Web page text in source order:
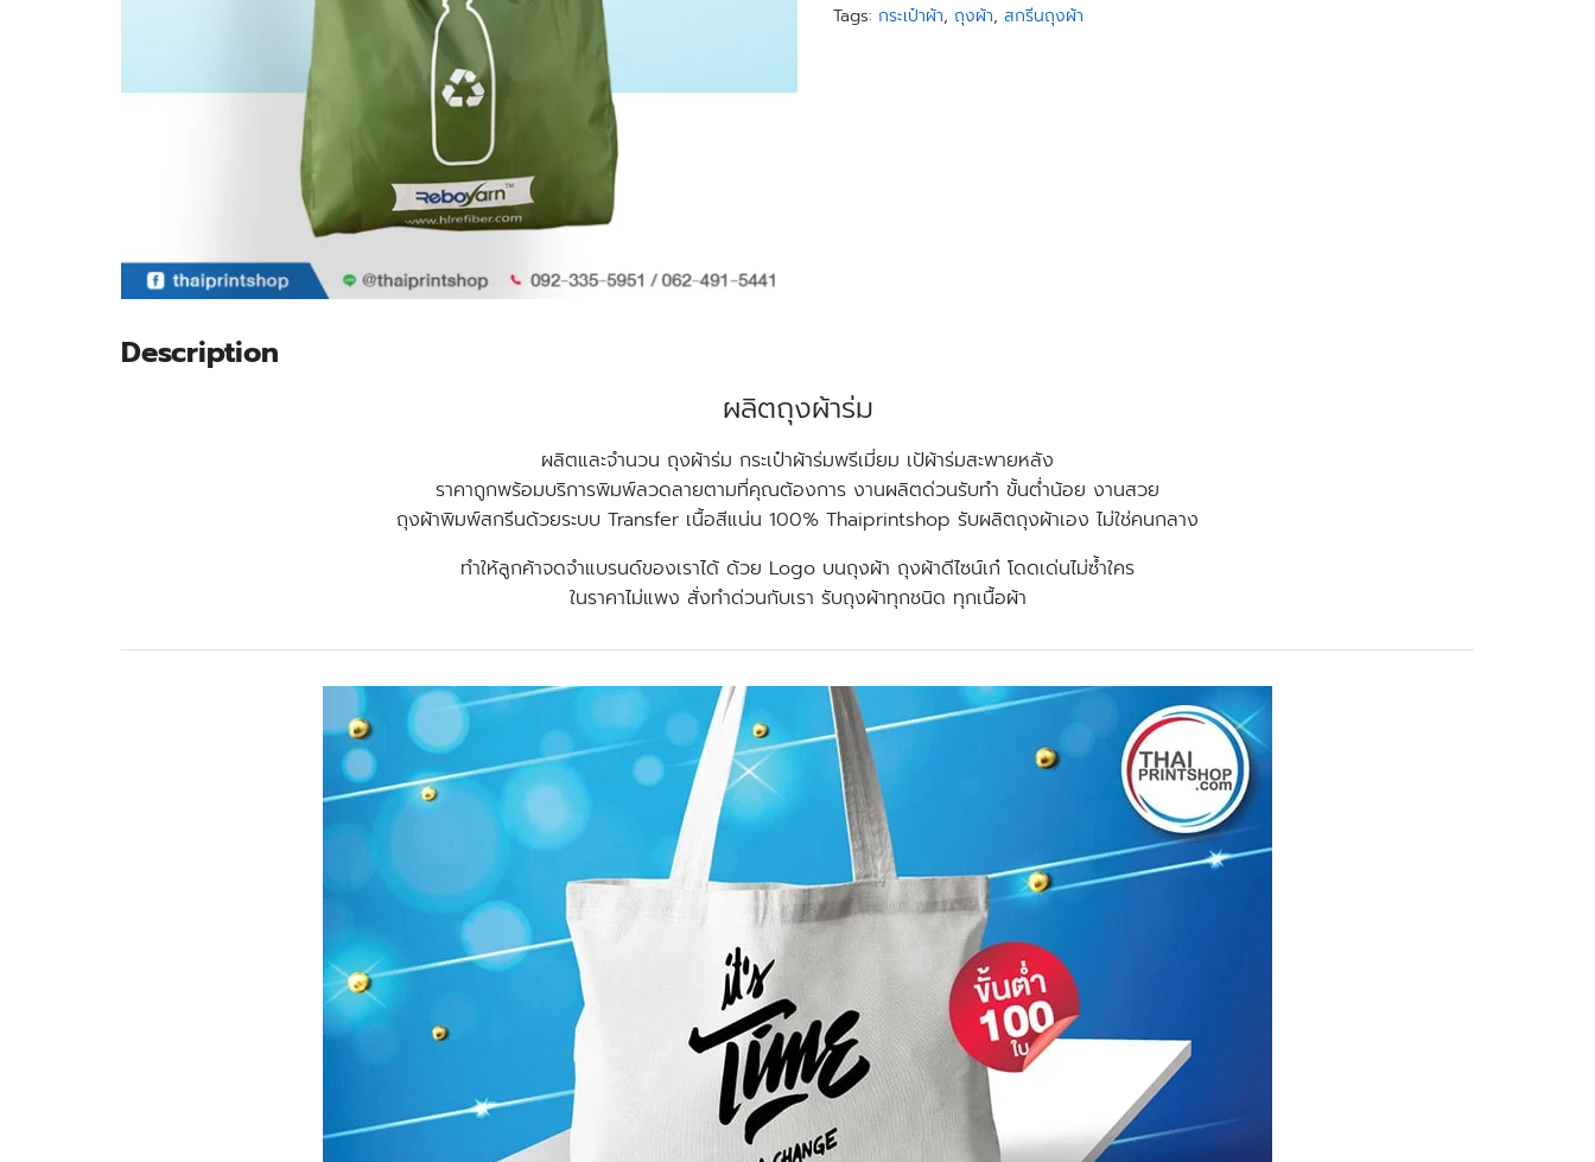
Tags: กระเป๋าผ้า, ถุงผ้า, สกรีนถุงผ้า
Description
ผลิตถุงผ้าร่ม
ผลิตและจำนวน ถุงผ้าร่ม กระเป๋าผ้าร่มพรีเมี่ยม เป้ผ้าร่มสะพายหลัง
ราคาถูกพร้อมบริการพิมพ์ลวดลายตามที่คุณต้องการ งานผลิตด่วนรับทำ ขั้นต่ำน้อย งานสวย
ถุงผ้าพิมพ์สกรีนด้วยระบบ Transfer เนื้อสีแน่น 100% Thaiprintshop รับผลิตถุงผ้าเอง ไม่ใช่คนกลาง
ทำให้ลูกค้าจดจำแบรนด์ของเราได้ ด้วย Logo บนถุงผ้า ถุงผ้าดีไซน์เก๋ โดดเด่นไม่ซ้ำใคร
ในราคาไม่แพง สั่งทำด่วนกับเรา รับถุงผ้าทุกชนิด ทุกเนื้อผ้า